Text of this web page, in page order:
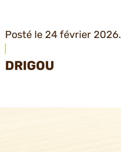
Posté le 24 février 2026.
DRIGOU